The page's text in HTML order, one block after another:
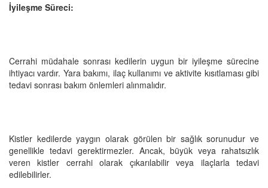
İyileşme Süreci:
Cerrahi müdahale sonrası kedilerin uygun bir iyileşme sürecine
ihtiyacı vardır. Yara bakımı, ilaç kullanımı ve aktivite kısıtlaması gibi
tedavi sonrası bakım önlemleri alınmalıdır.
Kistler kedilerde yaygın olarak görülen bir sağlık sorunudur ve
genellikle tedavi gerektirmezler. Ancak, büyük veya rahatsızlık
veren kistler cerrahi olarak çıkarılabilir veya ilaçlarla tedavi
edilebilirler.